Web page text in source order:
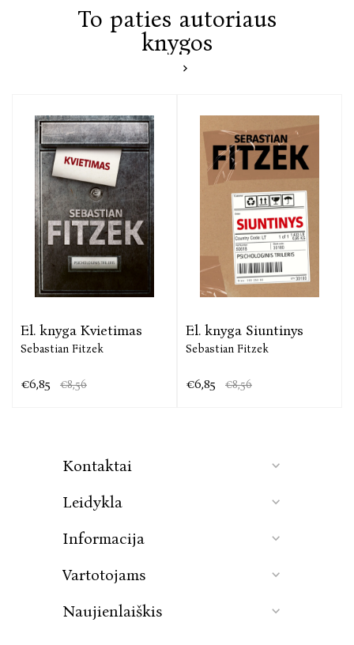
To paties autoriaus
knygos
El. knyga Kvietimas
Sebastian Fitzek
€6,85 €8,56
El. knyga Siuntinys
Sebastian Fitzek
€6,85 €8,56
Kontaktai
Leidykla
Informacija
Vartotojams
Naujienlaiškis